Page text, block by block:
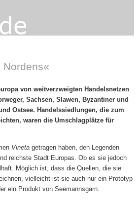
von weitverzweigten Handelsnetzen
Sachsen, Slawen, Byzantiner und
Ostsee. Handelssiedlungen, die zum
waren die Umschlagplätze für
Vineta getragen haben, den Legenden
reichste Stadt Europas. Ob es sie jedoch
Möglich ist, dass die Quellen, die sie
vielleicht ist sie auch nur ein Prototyp
ein Produkt von Seemannsgarn.